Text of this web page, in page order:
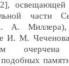
части
А.
И. М.
подобных